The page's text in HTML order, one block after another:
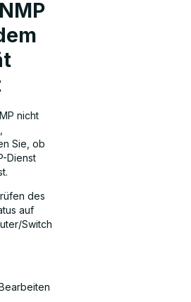
nicht
Sie, ob
Dienst
des
auf
Switch